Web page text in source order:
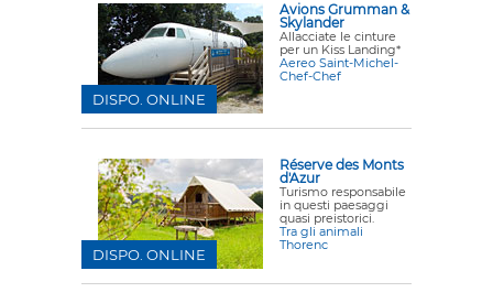
Avions Grumman &
Skylander
Allacciate le cinture
per un Kiss Landing*
Aereo Saint-Michel-
Chef-Chef
DISPO. ONLINE
Réserve des Monts
d'Azur
Turismo responsabile
in questi paesaggi
quasi preistorici.
Tra gli animali
Thorenc
DISPO. ONLINE